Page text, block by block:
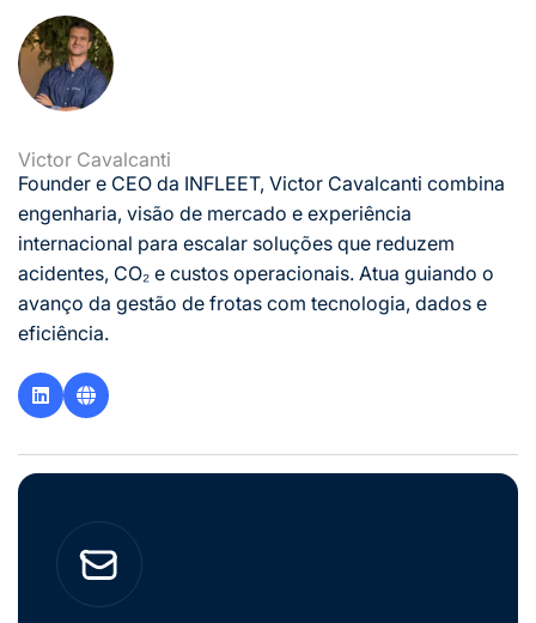
Victor Cavalcanti
Founder e CEO da INFLEET, Victor Cavalcanti combina
engenharia, visão de mercado e experiência
internacional para escalar soluções que reduzem
acidentes, CO₂ e custos operacionais. Atua guiando o
avanço da gestão de frotas com tecnologia, dados e
eficiência.